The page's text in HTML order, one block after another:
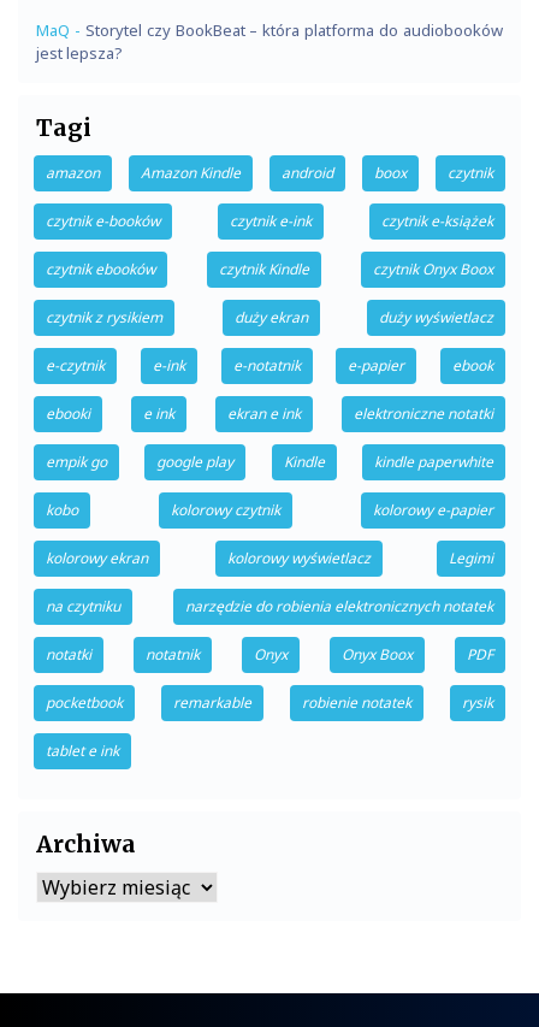
MaQ - Storytel czy BookBeat – która platforma do audiobooków
jest lepsza?
Tagi
amazon Amazon Kindle android boox czytnik
czytnik e-booków czytnik e-ink czytnik e-książek
czytnik ebooków czytnik Kindle czytnik Onyx Boox
czytnik z rysikiem duży ekran duży wyświetlacz
e-czytnik e-ink e-notatnik e-papier ebook
ebooki e ink ekran e ink elektroniczne notatki
empik go google play Kindle kindle paperwhite
kobo kolorowy czytnik kolorowy e-papier
kolorowy ekran kolorowy wyświetlacz Legimi
na czytniku narzędzie do robienia elektronicznych notatek
notatki notatnik Onyx Onyx Boox PDF
pocketbook remarkable robienie notatek rysik
tablet e ink
Archiwa
Archiwa